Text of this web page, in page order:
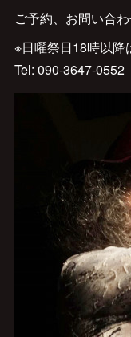
ご予約、お問い合
※日曜祭日18時以
Tel: 090-3647-0552